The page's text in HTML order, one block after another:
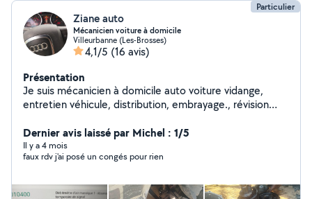
Particulier
Ziane auto
Mécanicien voiture à domicile
Villeurbanne (Les-Brosses)
4,1/5 (16 avis)
Présentation
Je suis mécanicien à domicile auto voiture vidange,
entretien véhicule, distribution, embrayage., révision
Dernier avis laissé par Michel : 1/5
Il y a 4 mois
faux rdv j'ai posé un congés pour rien